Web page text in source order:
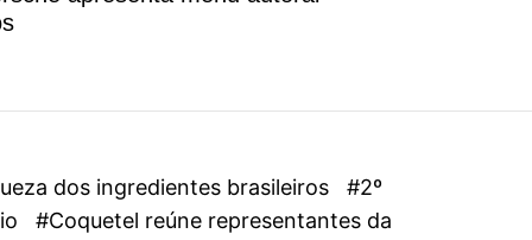
o
dos ingredientes brasileiros
#2º
#Coquetel reúne representantes da